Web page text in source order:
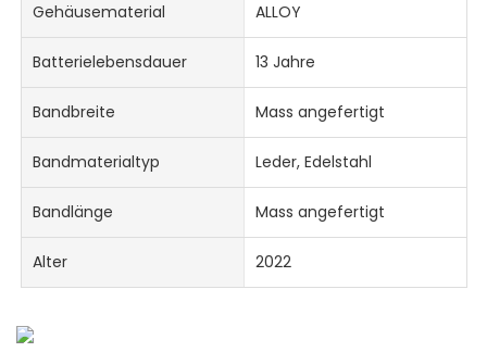
Gehäusematerial ALLOY
Batterielebensdauer 13 Jahre
Bandbreite Mass angefertigt
Bandmaterialtyp Leder, Edelstahl
Bandlänge Mass angefertigt
Alter 2022